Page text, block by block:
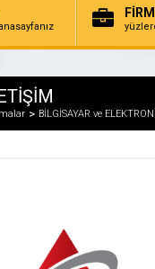
BİLGİSAYAR ve